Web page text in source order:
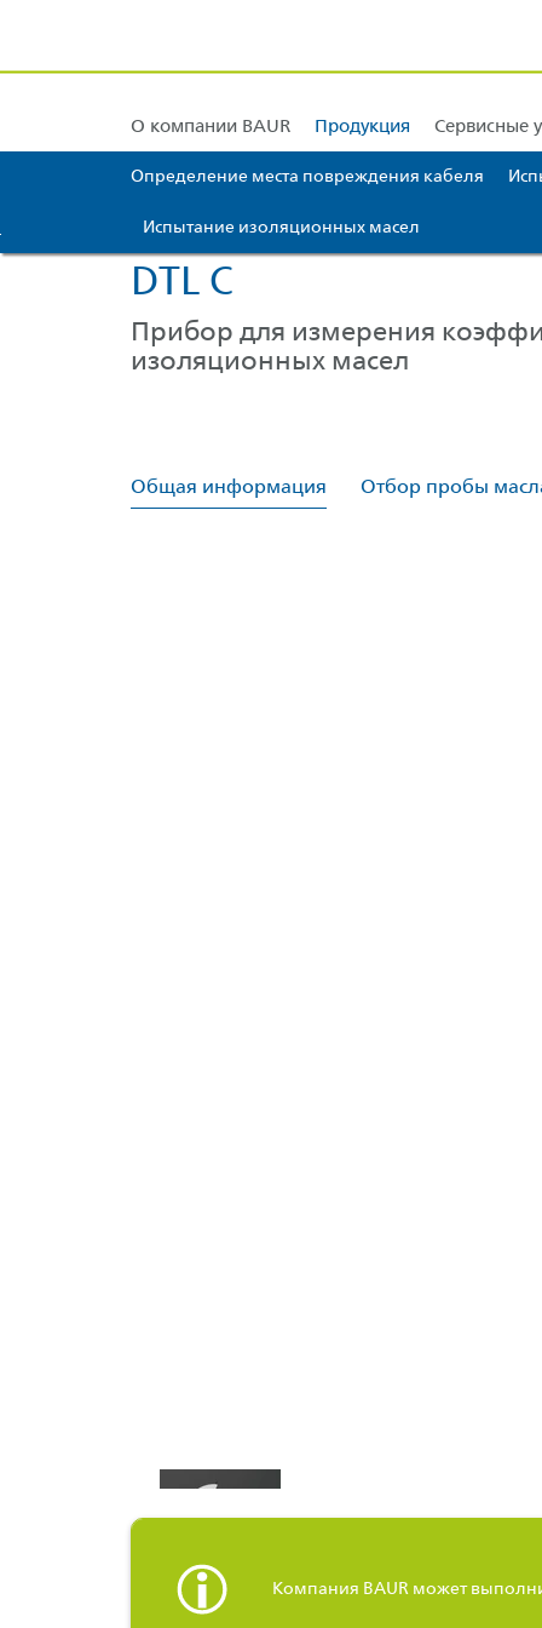
О компании BAUR Продукция
Определение места повреждения кабеля
Испытание изоляционных масел
Сервисные
Техническая поддержка Калибровка и
BAUR Европа BAUR Азия BAUR Ближний
DTL C
Прибор для измерения
изоляционных масел
Общая информация Отбор пробы
Компания BAUR может